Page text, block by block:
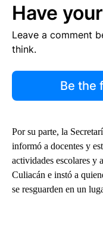
Have
Leave a comment
think.
Be the
Por su parte, la
informó a docentes y
actividades escolares y
Culiacán e instó a
se resguarden en un